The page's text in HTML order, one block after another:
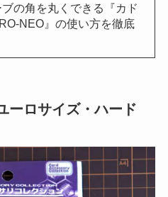
ブの角を丸くできる『カド
NEO』の使い方を徹底
ーロサイズ・ハード